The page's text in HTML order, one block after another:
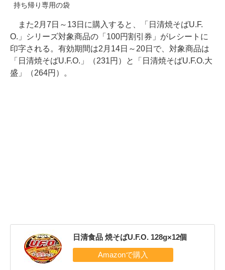
持ち帰り専用の袋
また2月7日～13日に購入すると、「日清焼そばU.F.
O.」シリーズ対象商品の「100円割引券」がレシートに
印字される。有効期間は2月14日～20日で、対象商品は
「日清焼そばU.F.O.」（231円）と「日清焼そばU.F.O.大
盛」（264円）。
日清食品 焼そばU.F.O. 128g×12個